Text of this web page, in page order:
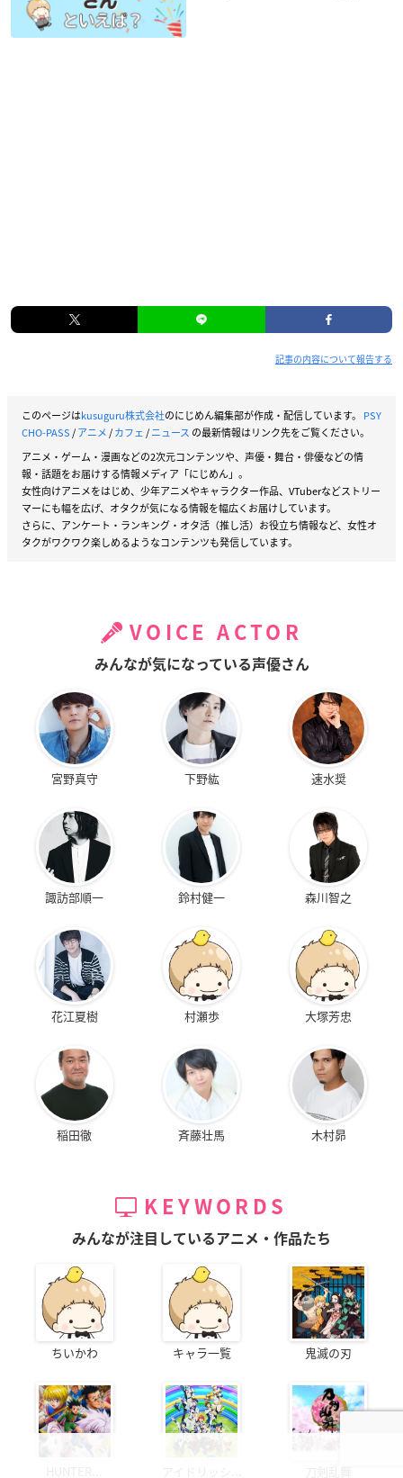
記事の内容について報告する
このページはkusuguru株式会社のにじめん編集部が作成・配信しています。 PSY
CHO-PASS/アニメ/カフェ/ニュース の最新情報はリンク先をご覧ください。
アニメ・ゲーム・漫画などの2次元コンテンツや、声優・舞台・俳優などの情
報・話題をお届けする情報メディア「にじめん」。
女性向けアニメをはじめ、少年アニメやキャラクター作品、VTuberなどストリー
マーにも幅を広げ、オタクが気になる情報を幅広くお届けしています。
さらに、アンケート・ランキング・オタ活（推し活）お役立ち情報など、女性オ
タクがワクワク楽しめるようなコンテンツも発信しています。
VOICE ACTOR
みんなが気になっている声優さん
宮野真守 下野紘 速水奨
諏訪部順一 鈴村健一 森川智之
花江夏樹 村瀬歩 大塚芳忠
稲田徹 斉藤壮馬 木村昴
KEYWORDS
みんなが注目しているアニメ・作品たち
ちいかわ キャラ一覧 鬼滅の刃